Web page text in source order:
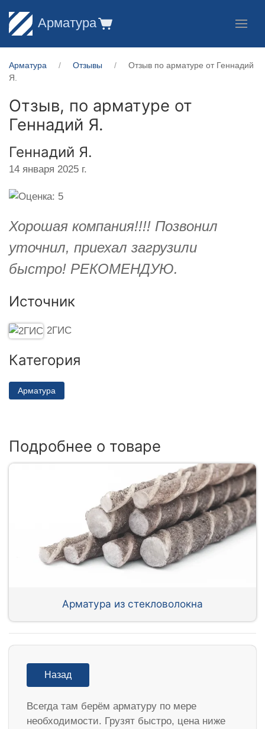
Арматура
Арматура Отзывы
Отзыв по арматуре от Геннадий
Я.
Отзыв, по арматуре от
Геннадий Я.
Геннадий Я.
14 января 2025 г.
Хорошая компания!!!! Позвонил
уточнил, приехал загрузили
быстро! РЕКОМЕНДУЮ.
Источник
2ГИС
Категория
Арматура
Подробнее о товаре
Арматура из стекловолокна
Назад
Всегда там берём арматуру по мере
необходимости. Грузят быстро, цена ниже